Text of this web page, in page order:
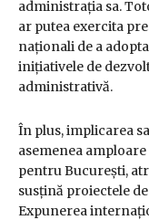
administrația sa.
ar putea exercita
naționali de a
inițiativele de
administrativă.
În plus, implicarea
asemenea
pentru București,
susțină proiectele
Expunerea